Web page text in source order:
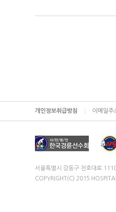
개인정보취급방침 이메일주
서울특별시 강동구 천호대로
COPYRIGHT(C) 2015